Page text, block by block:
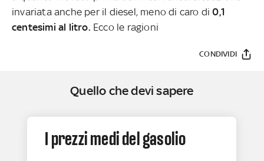
invariata anche per il diesel, meno di caro di0,1
centesimi al litro. Ecco le ragioni
CONDIVIDI
Quello che devi sapere
I prezzi medi del gasolio